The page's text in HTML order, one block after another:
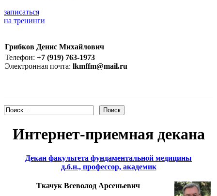
записаться
на тренинги
Грибков Денис Михайлович
Телефон: +7 (919) 763-1973
Электронная почта: lkmffm@mail.ru
Интернет-приемная декана
Декан факультета фундаментальной медицины
д.б.н., профессор, академик
Ткачук Всеволод Арсеньевич